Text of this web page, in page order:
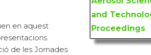
en aquest
de les Jornades